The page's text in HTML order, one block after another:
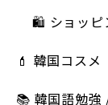
🛍️ ショッピ
💄 韓国コスメ
📚 韓国語勉強